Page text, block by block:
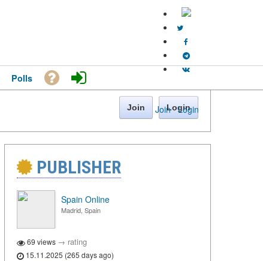
Join · Login
Polls
Join Login
PUBLISHER
Spain Online
Madrid, Spain
69 views → rating
15.11.2025 (265 days ago)